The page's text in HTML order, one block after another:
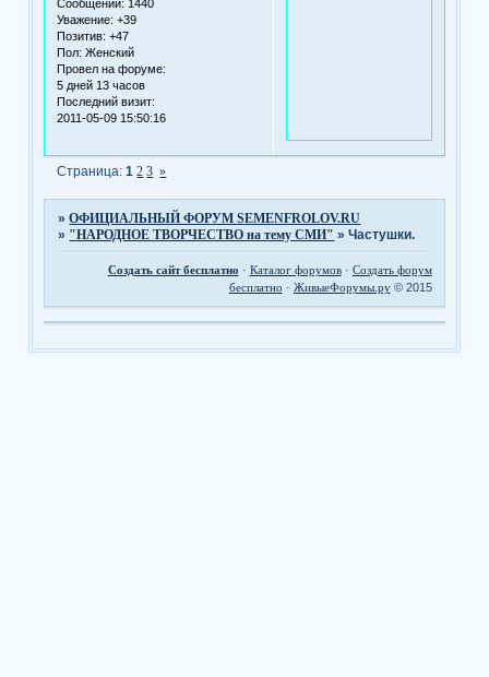
Сообщений: 1440
Уважение: +39
Позитив: +47
Пол: Женский
Провел на форуме:
5 дней 13 часов
Последний визит:
2011-05-09 15:50:16
Страница:1 2 3 »
»ОФИЦИАЛЬНЫЙ ФОРУМ SEMENFROLOV.RU
» "НАРОДНОЕ ТВОРЧЕСТВО на тему СМИ" »Частушки.
Создать сайт бесплатно · Каталог форумов· Создать форум
бесплатно · ЖивыеФорумы.ру© 2015